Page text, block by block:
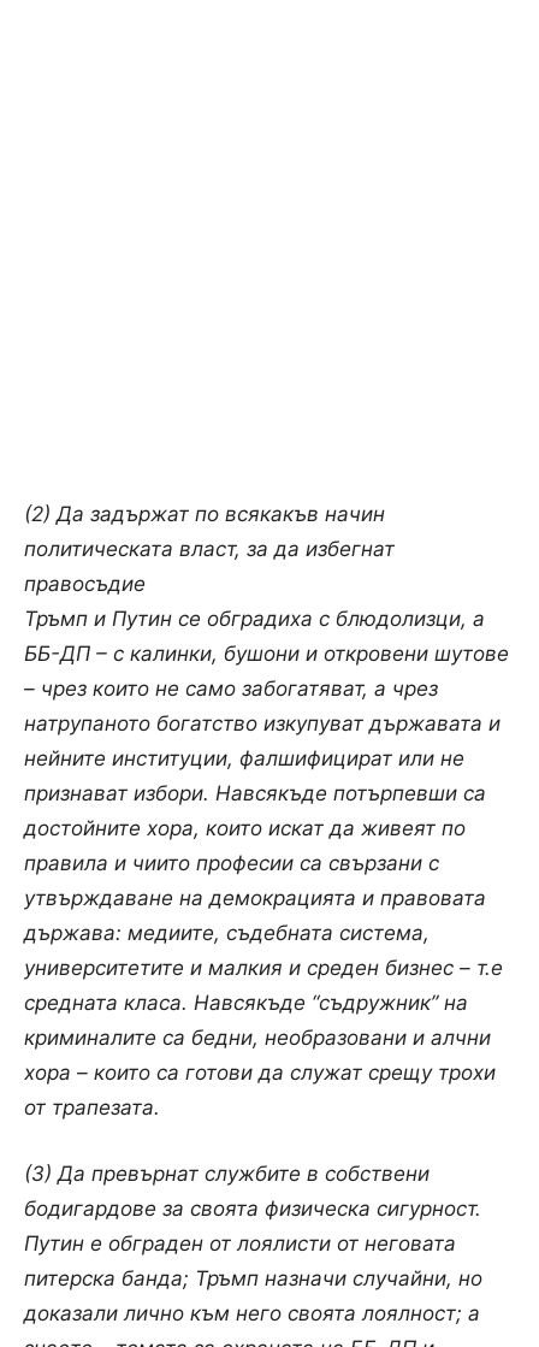
(2) Да задържат по всякакъв начин
политическата власт, за да избегнат
правосъдие
Тръмп и Путин се обградиха с блюдолизци, а
ББ-ДП – с калинки, бушони и откровени шутове
– чрез които не само забогатяват, а чрез
натрупаното богатство изкупуват държавата и
нейните институции, фалшифицират или не
признават избори. Навсякъде потърпевши са
достойните хора, които искат да живеят по
правила и чиито професии са свързани с
утвърждаване на демокрацията и правовата
държава: медиите, съдебната система,
университетите и малкия и среден бизнес – т.е
средната класа. Навсякъде “съдружник” на
криминалите са бедни, необразовани и алчни
хора – които са готови да служат срещу трохи
от трапезата.
(3) Да превърнат службите в собствени
бодигардове за своята физическа сигурност.
Путин е обграден от лоялисти от неговата
питерска банда; Тръмп назначи случайни, но
доказали лично към него своята лоялност; а